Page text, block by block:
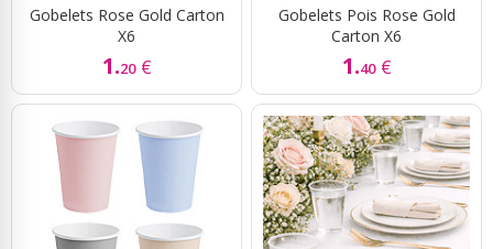
Gobelets Rose Gold Carton
X6
1.20 €
Gobelets Pois Rose Gold
Carton X6
1.40 €